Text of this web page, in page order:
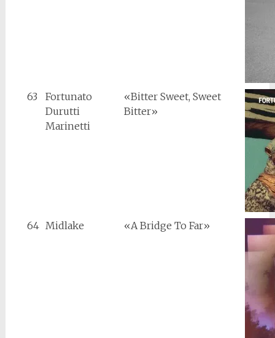
63
Fortunato
Durutti
Marinetti
«Bitter Sweet, Sweet
Bitter»
64 Midlake «A Bridge To Far»